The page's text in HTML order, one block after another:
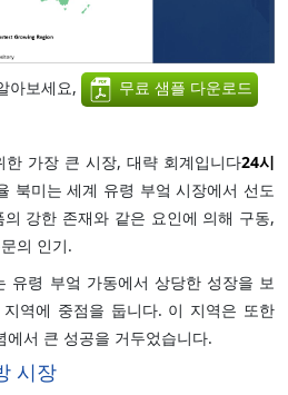
아보세요, 무료 샘플 다운로드
한 가장 큰 시장, 대략 회계입니다24시
북미는 세계 유령 부엌 시장에서 선도
강한 존재와 같은 요인에 의해 구동,
의 인기.
유령 부엌 가동에서 상당한 성장을 보
역에 중점을 둡니다. 이 지역은 또한
서 큰 성공을 거두었습니다.
시장